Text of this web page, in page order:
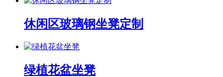
休闲区玻璃钢坐凳定制
绿植花盆坐凳